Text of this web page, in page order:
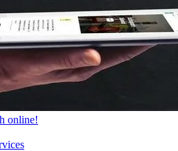
online!